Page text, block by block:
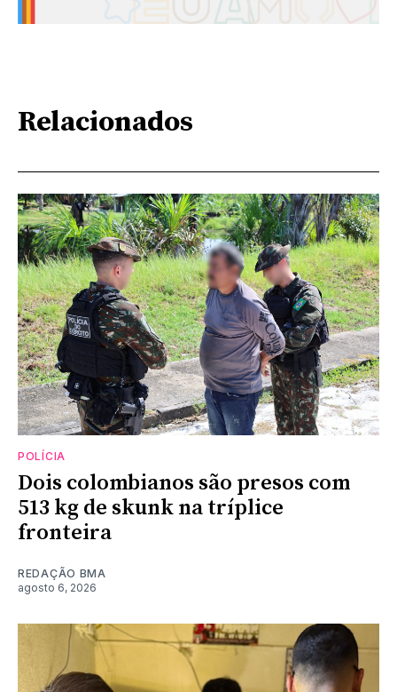
Relacionados
POLÍCIA
Dois colombianos são presos com
513 kg de skunk na tríplice
fronteira
REDAÇÃO BMA
agosto 6, 2026